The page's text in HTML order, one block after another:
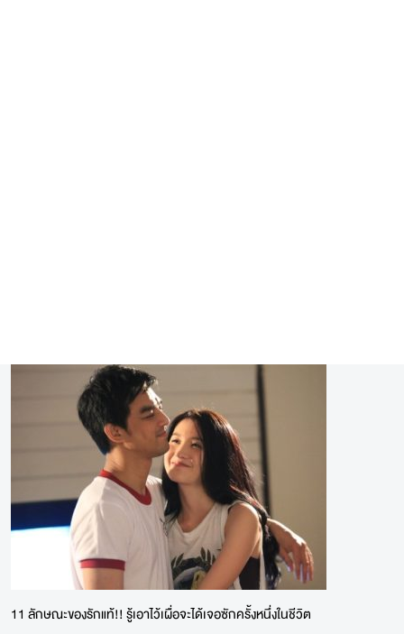
11 ลักษณะของรักแท้!! รู้เอาไว้เผื่อจะได้เจอซักครั้งหนึ่งในชีวิต